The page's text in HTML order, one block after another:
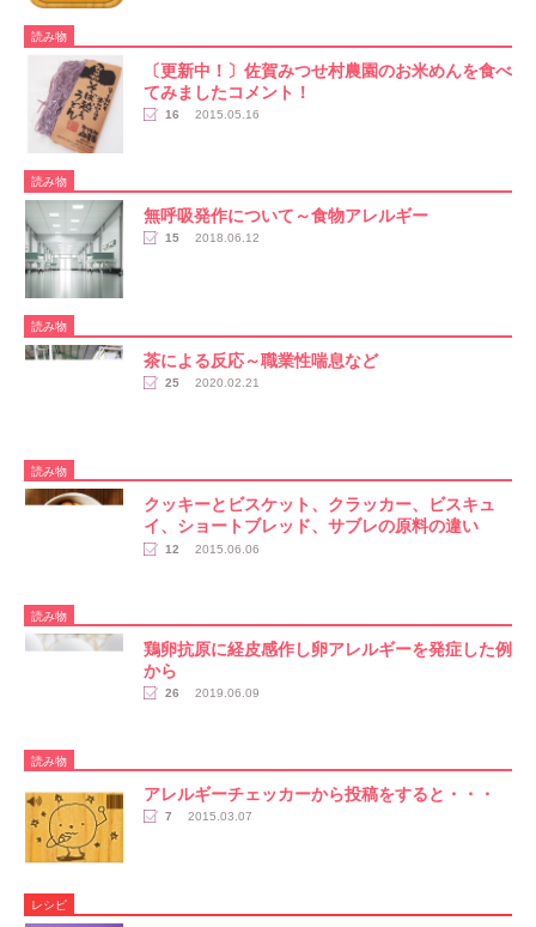
読み物
〔更新中！〕佐賀みつせ村農園のお米めんを食べ
てみましたコメント！
16 2015.05.16
読み物
無呼吸発作について～食物アレルギー
15 2018.06.12
読み物
茶による反応～職業性喘息など
25 2020.02.21
読み物
クッキーとビスケット、クラッカー、ビスキュ
イ、ショートブレッド、サブレの原料の違い
12 2015.06.06
読み物
鶏卵抗原に経皮感作し卵アレルギーを発症した例
から
26 2019.06.09
読み物
アレルギーチェッカーから投稿をすると・・・
7 2015.03.07
レシピ